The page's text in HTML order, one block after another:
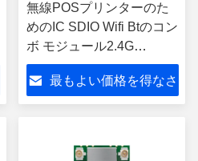
無線POSプリンターのた
めのIC SDIO Wifi Btのコン
ボ モジュール2.4G
RTL8723DS
最もよい価格を得なさ